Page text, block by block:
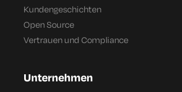
Kundengeschichten
Open Source
Vertrauen und Compliance
Unternehmen